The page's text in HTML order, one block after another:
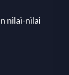
nilai-nilai